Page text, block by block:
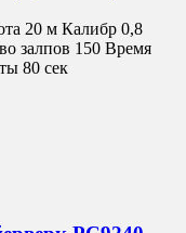
20 м Калибр 0,8
залпов 150 Время
80 сек